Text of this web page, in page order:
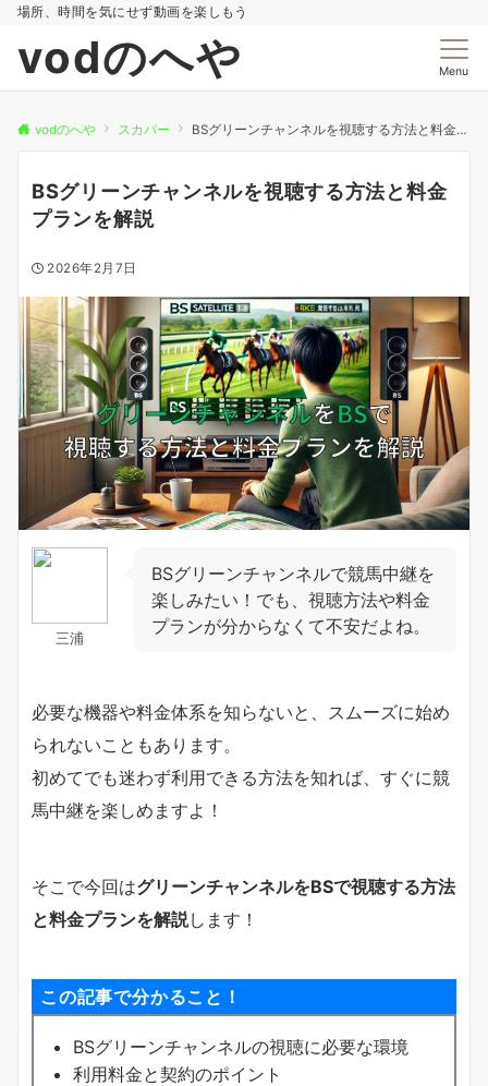
場所、時間を気にせず動画を楽しもう
vodのへや Menu
vodのへや スカパー BSグリーンチャンネルを視聴する方法と料金プランを解説
BSグリーンチャンネルを視聴する方法と料金
プランを解説
2026年2月7日
三浦
BSグリーンチャンネルで競馬中継を
楽しみたい！でも、視聴方法や料金
プランが分からなくて不安だよね。
必要な機器や料金体系を知らないと、スムーズに始め
られないこともあります。
初めてでも迷わず利用できる方法を知れば、すぐに競
馬中継を楽しめますよ！
そこで今回はグリーンチャンネルをBSで視聴する方法
と料金プランを解説します！
この記事で分かること！
BSグリーンチャンネルの視聴に必要な環境
利用料金と契約のポイント